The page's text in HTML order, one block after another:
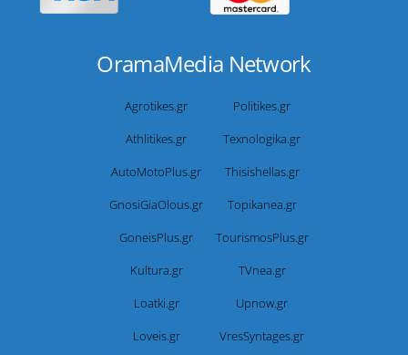
OramaMedia Network
Agrotikes.gr
Politikes.gr
Athlitikes.gr
Texnologika.gr
AutoMotoPlus.gr
Thisishellas.gr
GnosiGiaOlous.gr
Topikanea.gr
GoneisPlus.gr
TourismosPlus.gr
Kultura.gr
TVnea.gr
Loatki.gr
Upnow.gr
Loveis.gr
VresSyntages.gr